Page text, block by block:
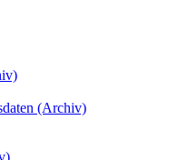
(Archiv)